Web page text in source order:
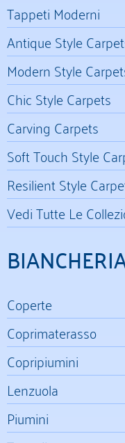
Tappeti Moderni
Antique Style
Modern Style
Chic Style Carpets
Carving Carpets
Soft Touch Style
Resilient Style
Vedi Tutte Le
Coperte
Coprimaterasso
Copripiumini
Lenzuola
Piumini